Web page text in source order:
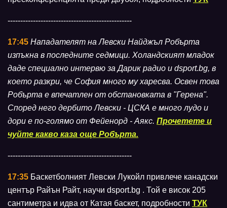
-------------------------------------------------
17:45 Нападателят на Левски Найджъл Робърта
изпъкна в последните седмици. Холандският младок
даде специално интервю за Дарик радио и dsport.bg, в
което разкри, че София много му харесва. Освен това
Робърта е впечатлен от обстановката в "Герена".
Според него дербито Левски - ЦСКА е много лудо и
дори е по-голямо от Фейенорд - Аякс. Прочетете и
чуйте какво каза още Робърта.
-------------------------------------------------
17:35 Баскетболният Левски Лукойл привлече канадски
център Райън Райт, научи dsport.bg . Той е висок 205
сантиметра и идва от Катая баскет, подробности ТУК